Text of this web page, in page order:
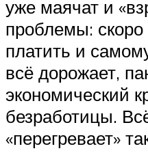
уже маячат и
проблемы: скоро
платить и
всё дорожает,
экономический
безработицы.
«перегревает»